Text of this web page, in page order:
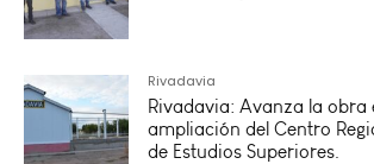
Rivadavia
Rivadavia: Avanza la obra
ampliación del Centro
de Estudios Superiores.